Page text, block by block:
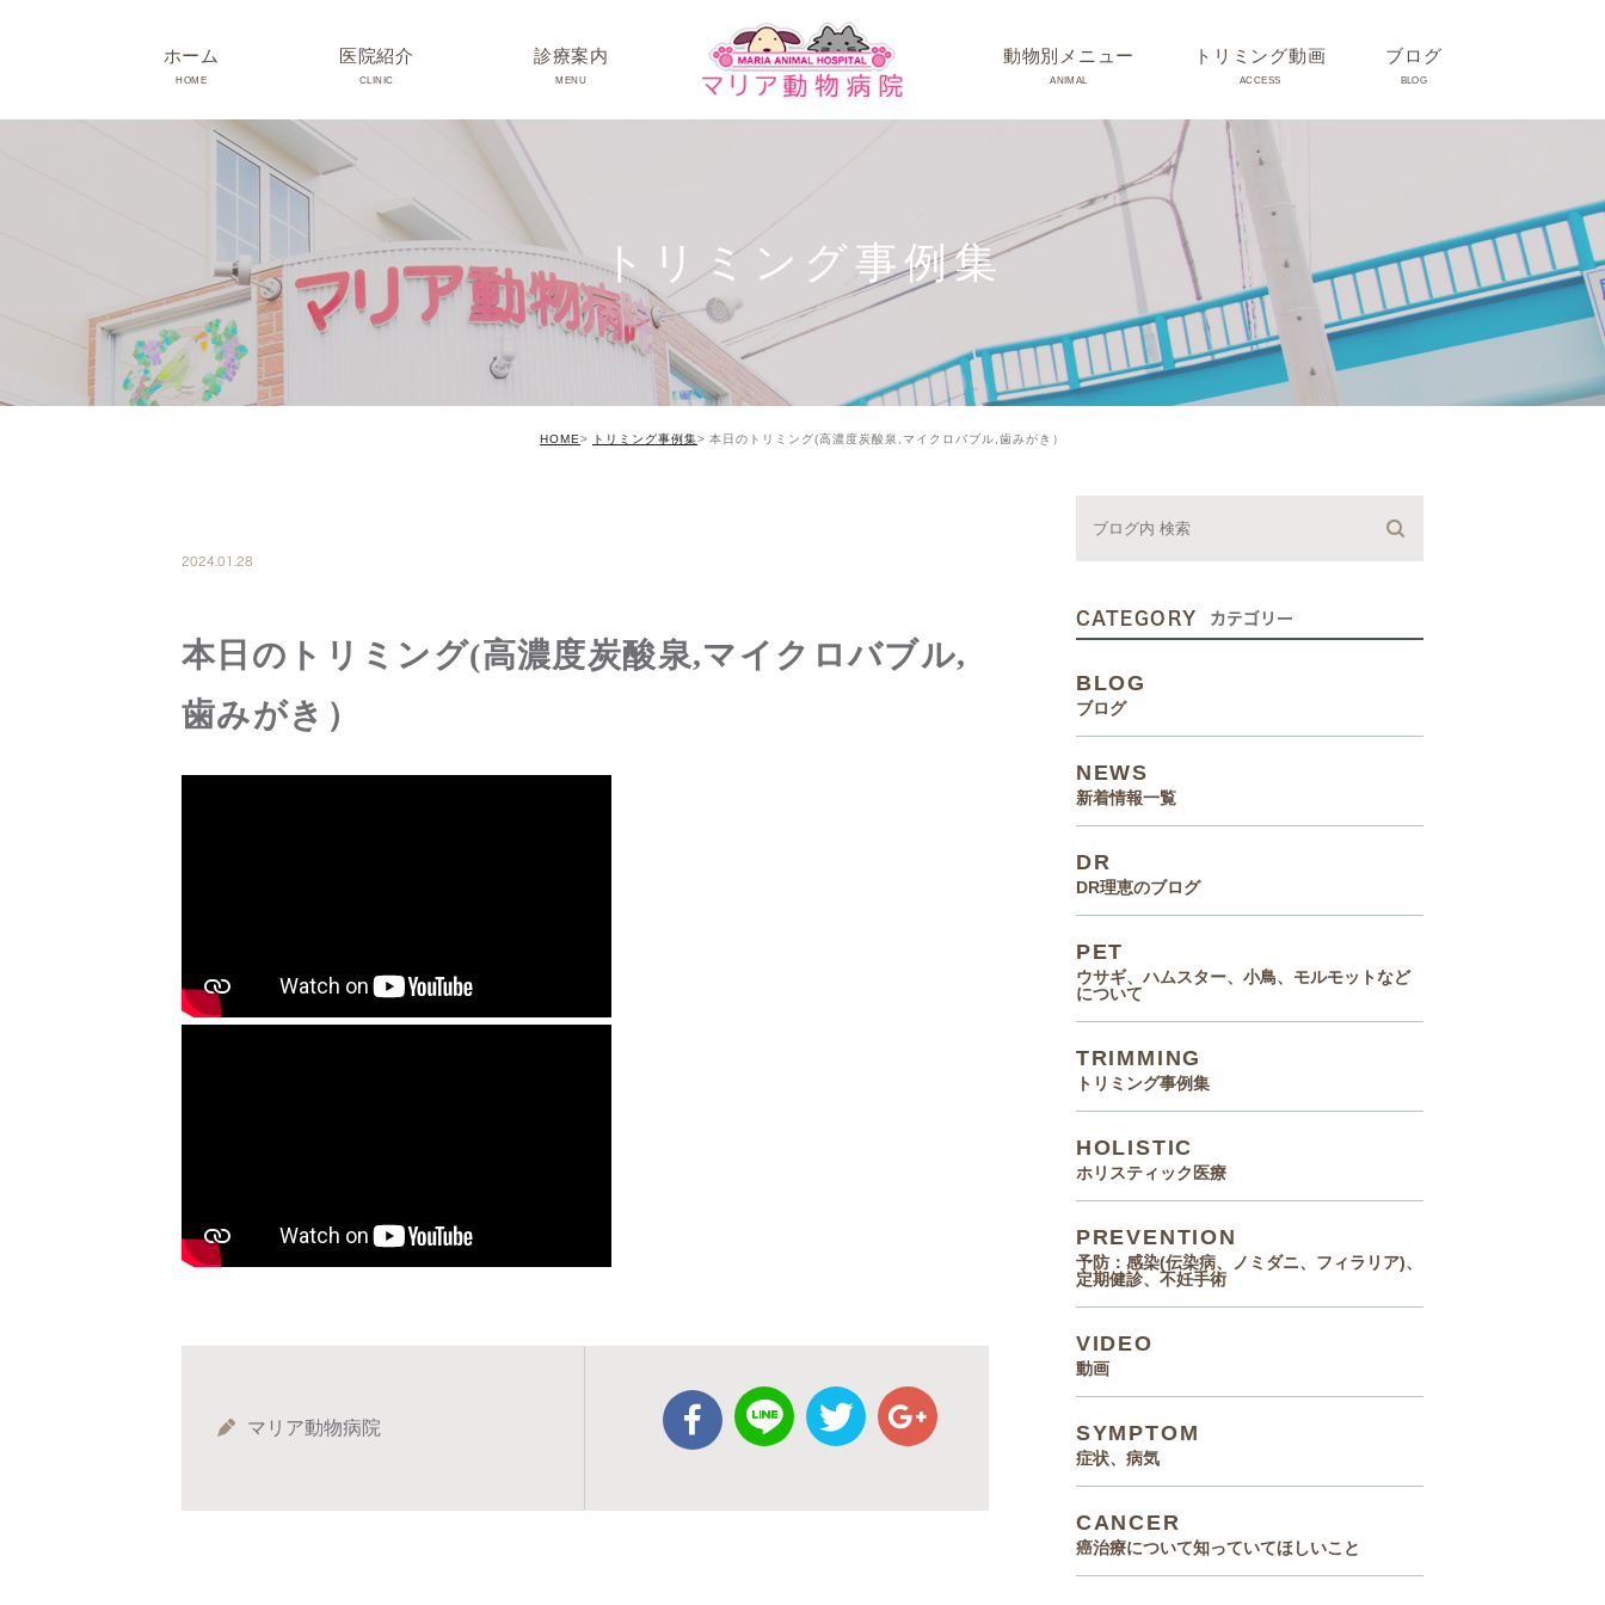
ホーム
HOME
医院紹介
CLINIC
院長･スタッフ紹介
診療時間･アクセス
院内紹介･初診の方へ
医院設備
診療案内
MENU
動物別メニュー
ANIMAL
ネコちゃんの病気
うさぎちゃん･その他動物の病気
トリミング動画
ACCESS
ブログ
BLOG
うさぎ、ハムスター、小鳥、
モルモットなどについて
トリミング事例集
ホリスティック医療
トリミング事例集
HOME トリミング事例集 本日のトリミング(高濃度炭酸泉,マイクロバブル,歯みがき）
2024.01.28
本日のトリミング(高濃度炭酸泉,マイクロバブル,
歯みがき）
マリア動物病院
CATEGORY カテゴリー
BLOG
ブログ
NEWS
新着情報一覧
DR
DR理恵のブログ
PET
ウサギ、ハムスター、小鳥、モルモットなど
について
TRIMMING
トリミング事例集
HOLISTIC
ホリスティック医療
PREVENTION
予防：感染(伝染病、ノミダニ、フィラリア)、
定期健診、不妊手術
VIDEO
動画
SYMPTOM
症状、病気
CANCER
癌治療について知っていてほしいこと